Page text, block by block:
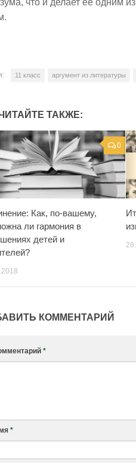
что и делает её одним
11 класс аргумент из литературы
ТАКЖЕ:
0
Как, по-вашему,
ли гармония в
детей и
КОММЕНТАРИЙ
*
*